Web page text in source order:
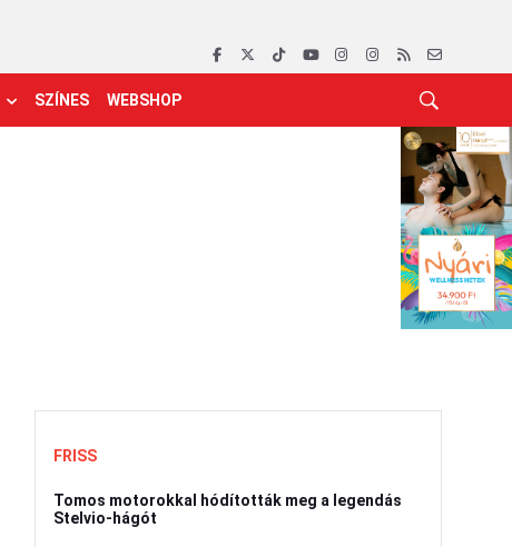
SZÍNES WEBSHOP
FRISS
Tomos motorokkal hódították meg a legendás
Stelvio-hágót